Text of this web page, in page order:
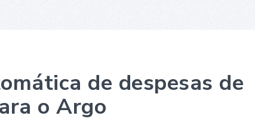
de despesas de
o Argo